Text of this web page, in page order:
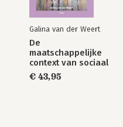
Galina van der Weert
De
maatschappelijke
context van sociaal
werk
€ 43,95